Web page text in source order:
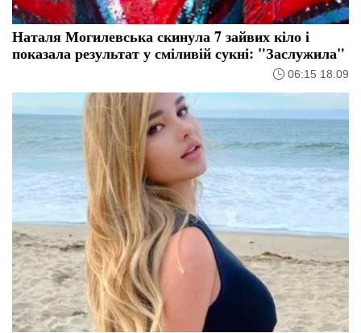
Наталя Могилевська скинула 7 зайвих кіло і
показала результат у сміливій сукні: "Заслужила"
06:15 18.09